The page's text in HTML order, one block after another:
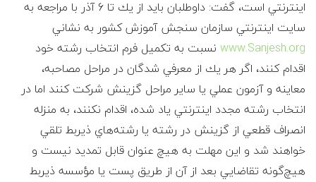
م
اينترنتي است، گفت: داوطلبان بايد از يك تا 6 آذر با مراجعه به
سايت ‌اينترنتي سازمان سنجش آموزش كشور به نشاني
www.Sanjesh.org نسبت به تكميل فرم انتخاب رشته خود
اقدام كنند، اگر هر يك از معرفي شدگان در مراحل مصاحبه،
معاينه و آزمون عملي يا ساير مراحل گزينش شركت كنند اما در
انتخاب رشته مجدد اينترنتي ياد شده، اقدام نكنند، به‌ منزله‌
انصراف‌ قطعي‌ از گزينش‌ در رشته‌ يا رشته‌هاي‌ ذيربط تلقي‌
خواهند شد و اين مهلت به هيچ عنوان قابل تمديد نيست و
هيچ‌گونه تقاضايي بعد از آن از طريق پست يا مؤسسه ذيربط